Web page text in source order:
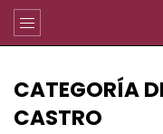
CATEGORÍA
CASTRO